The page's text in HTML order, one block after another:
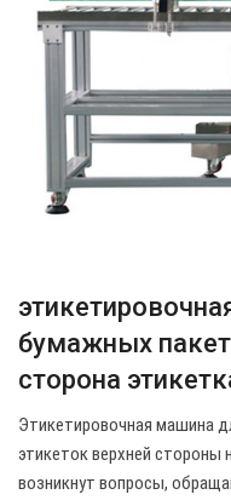
бумажных
сторона
Этикетировочная машина
этикеток верхней стороны
возникнут вопросы,